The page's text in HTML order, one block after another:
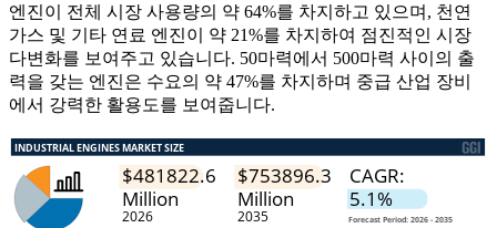
엔진이 전체 시장 사용량의 약 64%를 차지하고 있으며, 천연
가스 및 기타 연료 엔진이 약 21%를 차지하여 점진적인 시장
다변화를 보여주고 있습니다. 50마력에서 500마력 사이의 출
력을 갖는 엔진은 수요의 약 47%를 차지하며 중급 산업 장비
에서 강력한 활용도를 보여줍니다.